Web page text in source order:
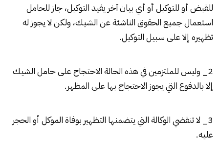
للقبض أو للتوكيل أو أي بيان آخر يفيد التوكيل، جاز للحامل
استعمال جميع الحقوق الناشئة عن الشيك، ولكن لا يجوز له
تظهيره إلا على سبيل التوكيل.
2_ وليس للملتزمين في هذه الحالة الاحتجاج على حامل الشيك
إلا بالدفوع التي يجوز الاحتجاج بها على المظهر.
3_ لا تنقضي الوكالة التي يتضمنها التظهير بوفاة الموكل أو الحجر
عليه.